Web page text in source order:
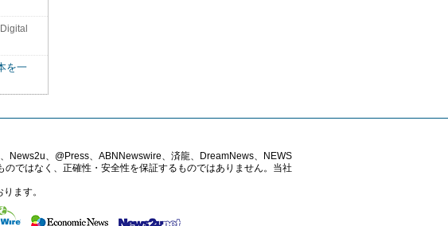
を一
News2u、@Press、ABNNewswire、済龍、DreamNews、NEWS
ではなく、正確性・安全性を保証するものではありません。当社
ます。